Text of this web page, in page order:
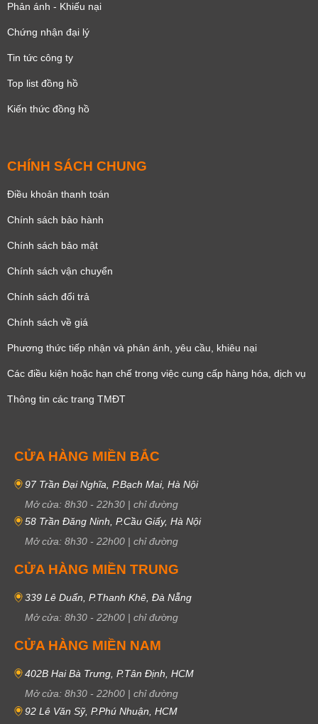
Phản ánh - Khiếu nại
Chứng nhận đại lý
Tin tức công ty
Top list đồng hồ
Kiến thức đồng hồ
CHÍNH SÁCH CHUNG
Điều khoản thanh toán
Chính sách bảo hành
Chính sách bảo mật
Chính sách vận chuyển
Chính sách đổi trả
Chính sách về giá
Phương thức tiếp nhận và phản ánh, yêu cầu, khiêu nại
Các điều kiện hoặc hạn chế trong việc cung cấp hàng hóa, dịch vụ
Thông tin các trang TMĐT
CỬA HÀNG MIỀN BẮC
97 Trần Đại Nghĩa, P.Bạch Mai, Hà Nội
Mở cửa: 8h30 - 22h30 | chỉ đường
58 Trần Đăng Ninh, P.Cầu Giấy, Hà Nội
Mở cửa: 8h30 - 22h00 | chỉ đường
CỬA HÀNG MIỀN TRUNG
339 Lê Duẩn, P.Thanh Khê, Đà Nẵng
Mở cửa: 8h30 - 22h00 | chỉ đường
CỬA HÀNG MIỀN NAM
402B Hai Bà Trưng, P.Tân Định, HCM
Mở cửa: 8h30 - 22h00 | chỉ đường
92 Lê Văn Sỹ, P.Phú Nhuận, HCM